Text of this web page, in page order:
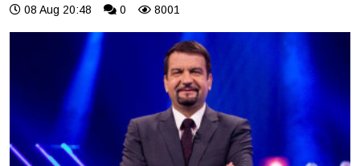
08 Aug 20:48 0 8001